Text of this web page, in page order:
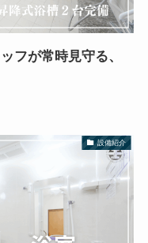
フが常時見守る、
設備紹介